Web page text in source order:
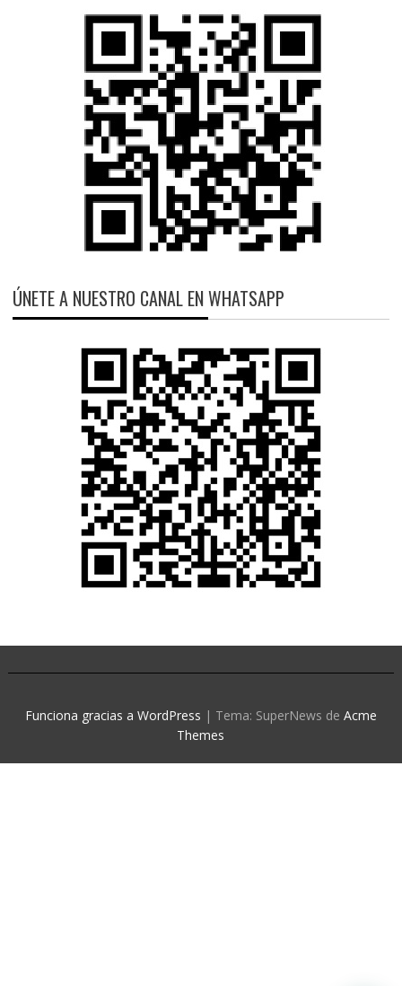
ÚNETE A NUESTRO CANAL EN WHATSAPP
Funciona gracias a WordPress | Tema: SuperNews de Acme
Themes